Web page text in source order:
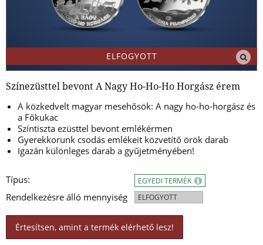
ELFOGYOTT
Színezüsttel bevont A Nagy Ho-Ho-Ho Horgász érem
A közkedvelt magyar mesehősök: A nagy ho-ho-horgász és
a Főkukac
Színtiszta ezüsttel bevont emlékérmen
Gyerekkorunk csodás emlékeit közvetítő örök darab
Igazán különleges darab a gyűjetményében!
Típus:
Rendelkezésre álló mennyiség
EGYEDI TERMÉK
ELFOGYOTT
Értesítsen, amint a termék elérhető lesz!